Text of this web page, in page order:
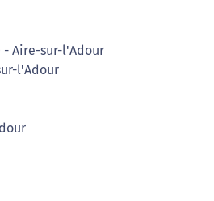
- Aire-sur-l'Adour
l'Adour